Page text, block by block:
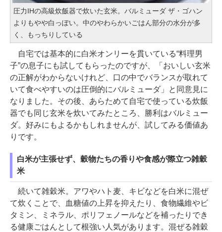
圧力IHの高級炊飯器で炊いた玄米。バルミューダ ザ・ゴハン
よりもやや白っぽい。中のやわらかいごはん部分の水分が多
く、もっちりしている
自宅では基本的に白米オンリーを貫いている“料理男
子”の息子にも試してもらったのですが、「おいしい玄米
の正解がわからないけれど、口の中でバランスが取れて
いて食べやすいのは圧倒的にバルミューダ」と同意見に
なりました。その後、あらためて自宅で使っている炊飯
器でも同じ玄米を炊いてみたところ、勝利はバルミュー
ダ。好みにもよるかもしれませんが、試してみる価値あ
りです。
白米が主張せず、穀物たちの香りや食感が際立つ雑穀
米
続いて雑穀米。アワやハト麦、キビなどを白米に混ぜ
て炊くことで、血糖値の上昇を抑えたり、食物繊維やビ
タミン、ミネラル、ポリフェノールなどを補ったりでき
る健康ごはんとして根強い人気があります。混ぜる雑穀